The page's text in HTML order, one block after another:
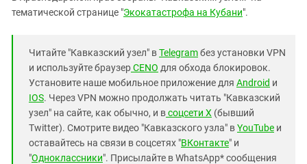
тематической странице "Экокатастрофа на Кубани".
Читайте "Кавказский узел" вTelegramбез установки VPN
и используйте браузерCENO для обхода блокировок.
Установите наше мобильное приложение для Android и
IOS. Через VPN можно продолжать читать "Кавказский
узел" на сайте, как обычно, и всоцсети X (бывший
Twitter). Смотрите видео "Кавказского узла" вYouTube и
оставайтесь на связи в соцсетях "ВКонтакте" и
"Одноклассники". Присылайте в WhatsApp* сообщения